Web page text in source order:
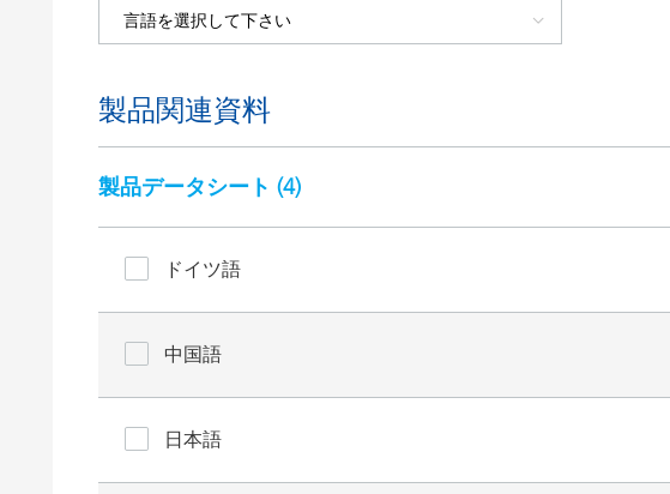
製品関連資料
製品データシート (4)
ドイツ語
中国語
日本語